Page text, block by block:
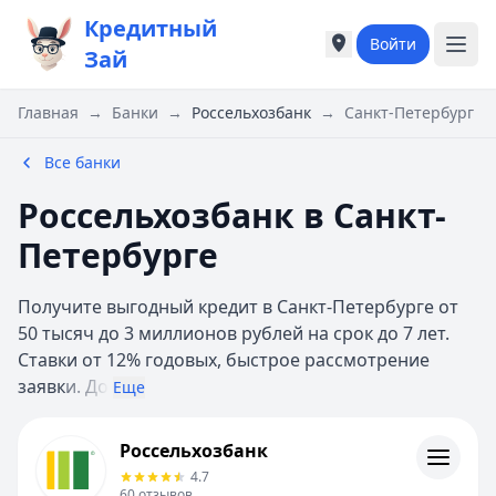
Кредитный
Зай
Города России
Москва
Е
Казань
Красноярск
М
Москва
Новосибирск
Города России
Москва
Е
Казань
Красноярск
М
Москва
Новосибирск
Войти
Главная → Банки → Россельхозбанк → Санкт-Петербург
Все банки
Россельхозбанк в Санкт-
Петербурге
Получите выгодный кредит в Санкт-Петербурге от
50 тысяч до 3 миллионов рублей на срок до 7 лет.
Ставки от 12% годовых, быстрое рассмотрение
заявки. До Еще
Контакты
Личный кабинет
Россельхозбанк
4.7